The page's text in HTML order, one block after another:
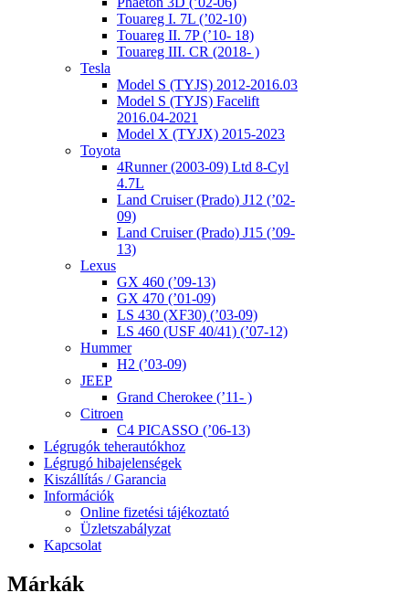
Touareg I. 7L (’02-10)
Touareg II. 7P (’10- 18)
Touareg III. CR (2018- )
Tesla
Model S (TYJS) 2012-2016.03
Model S (TYJS) Facelift
2016.04-2021
Model X (TYJX) 2015-2023
Toyota
4Runner (2003-09) Ltd 8-Cyl
4.7L
Land Cruiser (Prado) J12 (’02-
09)
Land Cruiser (Prado) J15 (’09-
13)
Lexus
GX 460 (’09-13)
GX 470 (’01-09)
LS 430 (XF30) (’03-09)
LS 460 (USF 40/41) (’07-12)
Hummer
H2 (’03-09)
JEEP
Grand Cherokee (’11- )
Citroen
C4 PICASSO (’06-13)
Légrugók teherautókhoz
Légrugó hibajelenségek
Kiszállítás / Garancia
Információk
Online fizetési tájékoztató
Üzletszabályzat
Kapcsolat
Márkák